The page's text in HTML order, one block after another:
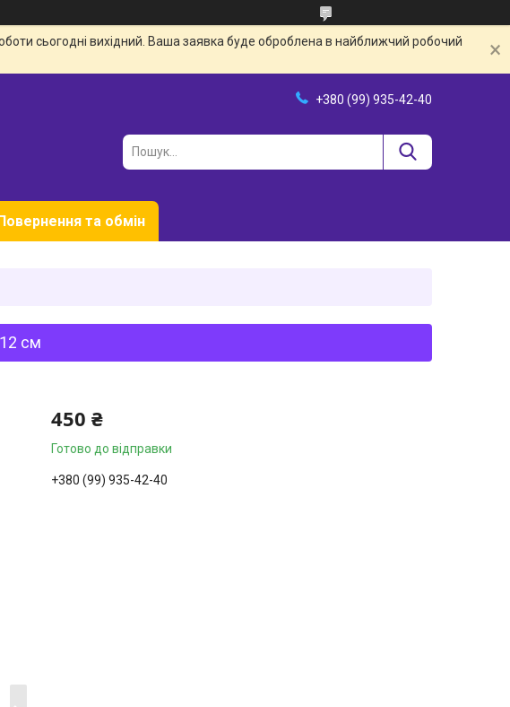
сьогодні вихідний. Ваша заявка буде оброблена в найближчий робочий
+380 (99) 935-42-40
та обмін
см
450 ₴
Готово до відправки
+380 (99) 935-42-40